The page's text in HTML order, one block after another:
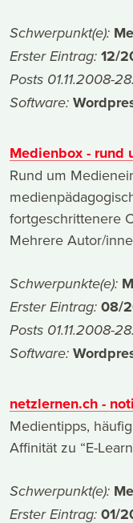
Schwerpunkt(e):
Erster Eintrag: 12/
Posts 01.11.2008-
Software:
Medienbox - rund
Rund um
fortgeschrittenere
Mehrere Autor/
Schwerpunkte(e):
Erster Eintrag: 08/
Posts 01.11.2008-
Software:
netzlernen.ch -
Medientipps,
Affinität zu “E-
Schwerpunkt(e):
Erster Eintrag: 01/